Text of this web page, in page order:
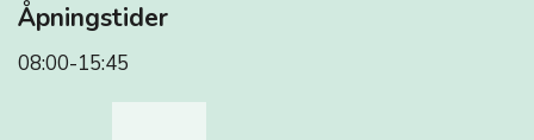
Åpningstider
08:00-15:45